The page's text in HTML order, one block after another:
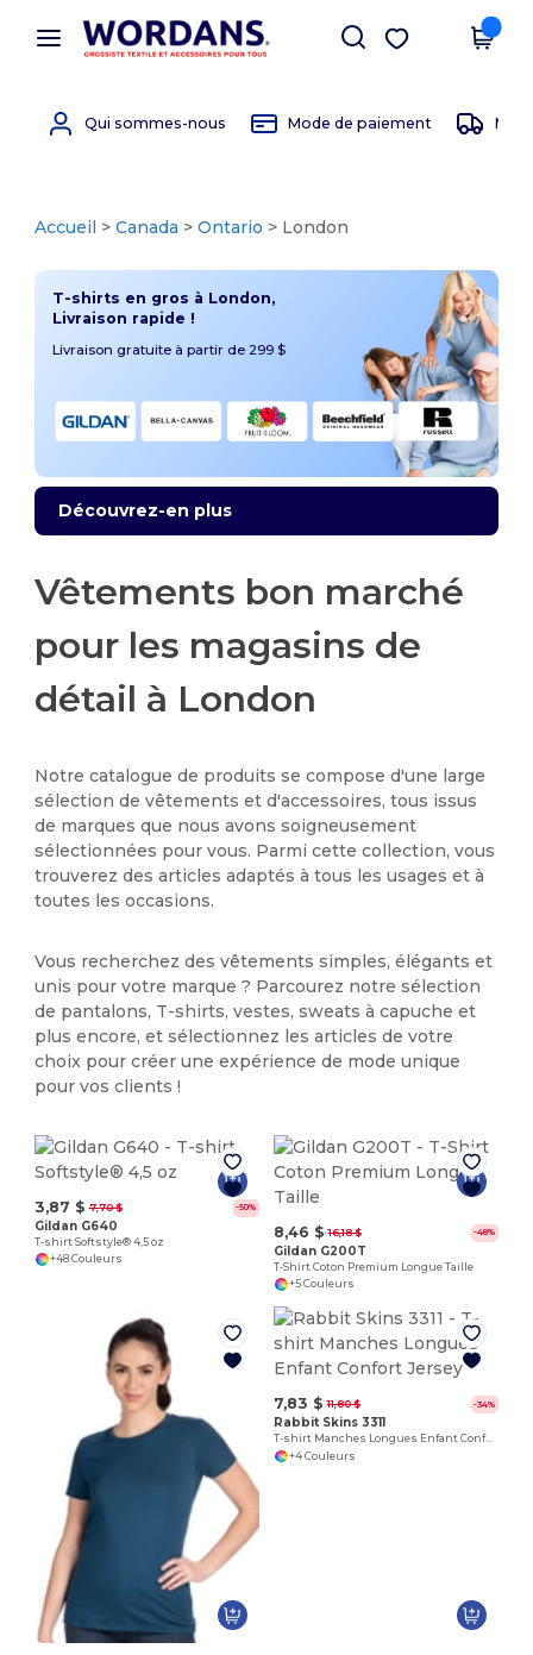
× Appli Wordans
Meilleurs prix sur l’app !
Obtenir l'appli
Qui sommes-nous Mode de paiement
Accueil >Canada >Ontario > London
T-shirts en gros à London,
Livraison rapide !
Livraison gratuite à partir de 299 $
Découvrez-en plus
Vêtements bon marché
pour les magasins de
détail à London
Notre catalogue de produits se compose d'une large
sélection de vêtements et d'accessoires, tous issus
de marques que nous avons soigneusement
sélectionnées pour vous. Parmi cette collection, vous
trouverez des articles adaptés à tous les usages et à
toutes les occasions.
Vous recherchez des vêtements simples, élégants et
unis pour votre marque ? Parcourez notre sélection
de pantalons, T-shirts, vestes, sweats à capuche et
plus encore, et sélectionnez les articles de votre
choix pour créer une expérience de mode unique
pour vos clients !
3,87 $ 7,70 $ -50%
Gildan G640
T-shirt Softstyle® 4,5 oz
+48 Couleurs
8,46 $ 16,18 $ -48%
Gildan G200T
T-Shirt Coton Premium Longue Taille
+5 Couleurs
7,83 $ 11,80 $ -34%
Rabbit Skins 3311
T-shirt Manches Longues Enfant Confort Jersey
+4 Couleurs